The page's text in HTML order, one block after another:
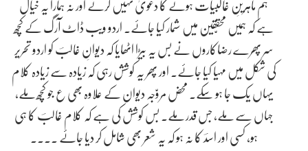
ہم ماہرینِ غالبیات ہونے کا دعویٰ نہیں کرتے اور نہ ہمارا یہ خیال
ہے کہ ہمیں محقّقین میں شمار کیا جاۓ۔ اردو ویب ڈاٹ آرگ کے کچھ
سر پھرے رضاکاروں نے بس یہ بیڑا اٹھایا کہ دیوانِ غالبؔ کو اردو تحریر
کی شکل میں مہیا کیا جاۓ۔ اور پھر یہ کوشش رہی کہ زیادہ سے زیادہ کلام
یہاں یک جا ہو سکے۔ محض مروّجہ دیوان کے علاوہ بھی ع جو کچھ ملے،
جہاں سے ملے، جس قدر ملے۔ بس کوشش کی ہے کہ کلام غالبؔ کا ہی
ہو، کسی اور اسدؔ کا نہ ہو کہ یہ شعر بھی شامل کر دیا جاۓ ۔۔۔۔